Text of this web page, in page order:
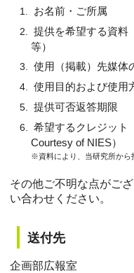
お名前・ご所属
提供を希望する資
等）
使用（掲載）先媒体
使用目的および使用
提供可否返答期限
希望するクレジッ
Courtesy of NIES）
※資料により、当研究所から
その他ご不明な点がご
い合わせください。
送付先
企画部広報室